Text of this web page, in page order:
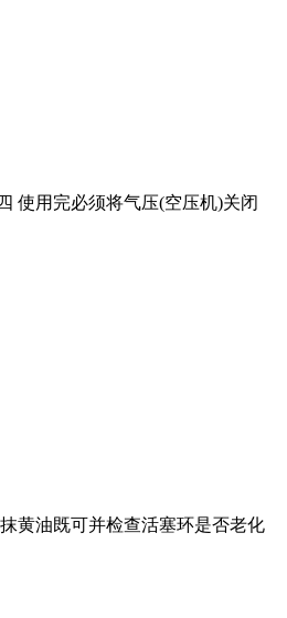
使用完必须将气压(空压机)关闭
黄油既可并检查活塞环是否老化